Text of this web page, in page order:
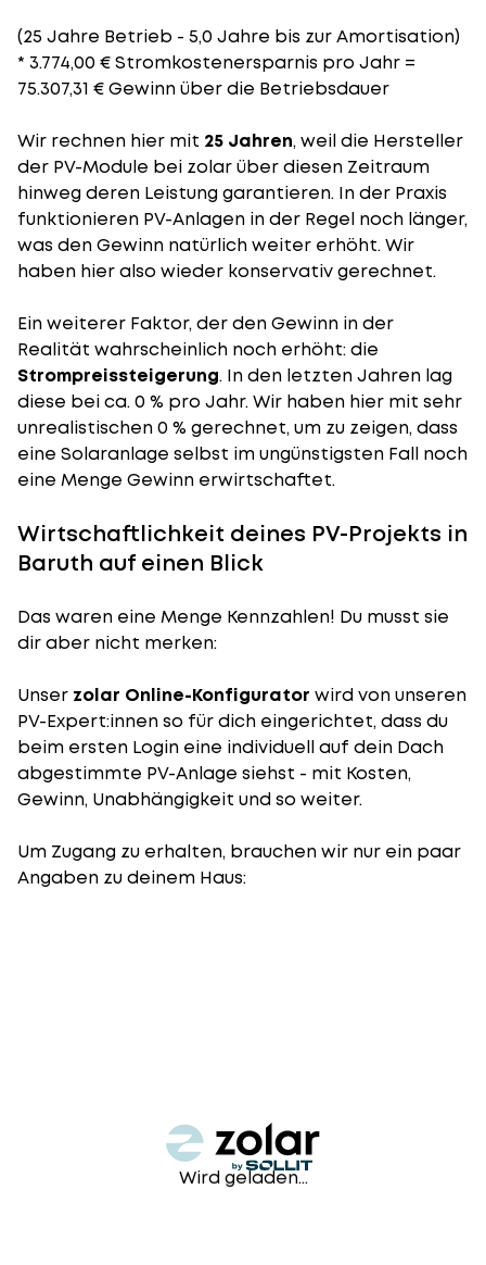
(25 Jahre Betrieb - 5,0 Jahre bis zur Amortisation)
* 3.774,00 € Stromkostenersparnis pro Jahr =
75.307,31 € Gewinn über die Betriebsdauer
Wir rechnen hier mit 25 Jahren, weil die Hersteller
der PV-Module bei zolar über diesen Zeitraum
hinweg deren Leistung garantieren. In der Praxis
funktionieren PV-Anlagen in der Regel noch länger,
was den Gewinn natürlich weiter erhöht. Wir
haben hier also wieder konservativ gerechnet.
Ein weiterer Faktor, der den Gewinn in der
Realität wahrscheinlich noch erhöht: die
Strompreissteigerung. In den letzten Jahren lag
diese bei ca. 0 % pro Jahr. Wir haben hier mit sehr
unrealistischen 0 % gerechnet, um zu zeigen, dass
eine Solaranlage selbst im ungünstigsten Fall noch
eine Menge Gewinn erwirtschaftet.
Wirtschaftlichkeit deines PV-Projekts in
Baruth auf einen Blick
Das waren eine Menge Kennzahlen! Du musst sie
dir aber nicht merken:
Unser zolar Online-Konfigurator wird von unseren
PV-Expert:innen so für dich eingerichtet, dass du
beim ersten Login eine individuell auf dein Dach
abgestimmte PV-Anlage siehst - mit Kosten,
Gewinn, Unabhängigkeit und so weiter.
Um Zugang zu erhalten, brauchen wir nur ein paar
Angaben zu deinem Haus:
Wird geladen...